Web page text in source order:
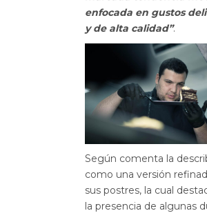
enfocada en gustos
y de alta calidad”.
Según comenta la
como una versión
sus postres, la cual
la presencia de algunas